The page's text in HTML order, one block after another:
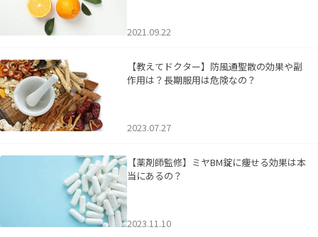
2021.09.22
【教えてドクター】防風通聖散の効果や副
作用は？長期服用は危険なの？
2023.07.27
【薬剤師監修】ミヤBM錠に痩せる効果は本
当にあるの？
2023.11.10